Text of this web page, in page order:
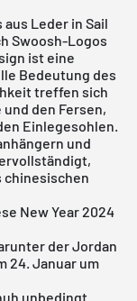
Leder in Sail
Swoosh-Logos
ist eine
Bedeutung des
treffen sich
den Fersen,
Einlegesohlen.
und
chinesischen
New Year 2024
der Jordan
24. Januar um
unbedingt